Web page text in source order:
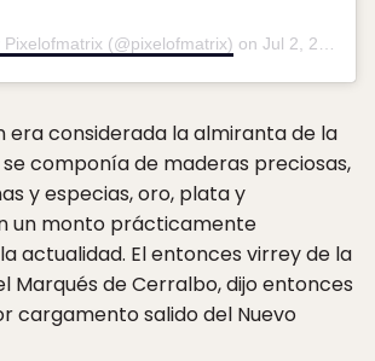
(@pixelofmatrix) on Jul 2, 2019 at 2:40pm PDT
era considerada la almiranta de la
componía de maderas preciosas,
y especias, oro, plata y
un monto prácticamente
actualidad. El entonces virrey de la
Marqués de Cerralbo, dijo entonces
cargamento salido del Nuevo